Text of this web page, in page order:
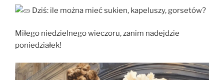
Dziś: ile można mieć sukien, kapeluszy, gorsetów?
Miłego niedzielnego wieczoru, zanim nadejdzie
poniedziałek!